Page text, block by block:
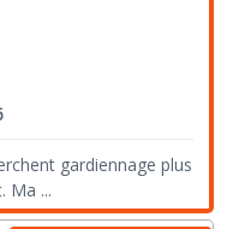
gardiennage plus
Ma ...